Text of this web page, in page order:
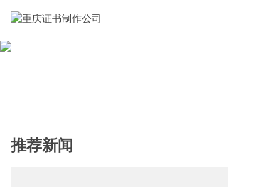
集研发，设计，制造，安装于一体，多元化的证件制作需求，
为上千家企业提供过专业证件定制服务！
全自动流水线规模化生产，准时按期交货，年生产能力超过
40W万方米以上，拥有遍布全国的商务合作伙伴和较为完善的
推荐新闻